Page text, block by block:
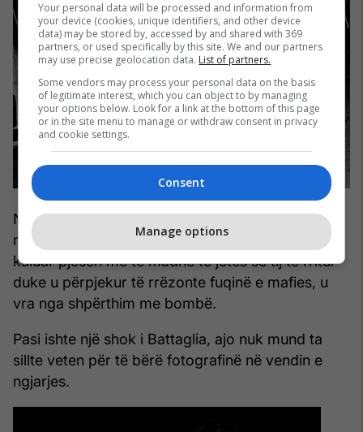
Në një nga rrëfimet e saj ajo tregon se si më 23
maj 1992, gjyqtari Giovanni Falcone, i cili kishte
kaluar pjesën më të madhe të jetës së tij të rritur
duke u përpjekur të rrëzonte fuqinë e mafies, u
vra nga shpërthim me bombë.
Pasi ishte një shok i Battaglia, ajo nuk mund ta
sillte veten për të bërë fotografinë në vendin e
ngjarjes.
Your personal data will be processed and information from
your device (cookies, unique identifiers, and other device
data) may be stored by, accessed by and shared with 369
partners, or used specifically by this site. We and our partners
may use precise geolocation data. List of partners.
Some vendors may process your personal data on the basis
of legitimate interest, which you can object to by managing
your options below. Look for a link at the bottom of this page
or in the site menu to manage or withdraw consent in privacy
and cookie settings.
Consent
Manage options